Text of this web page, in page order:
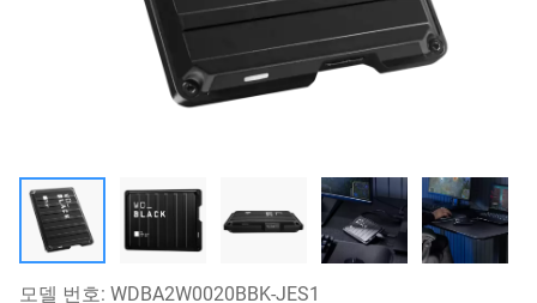
모델 번호: WDBA2W0020BBK-JES1